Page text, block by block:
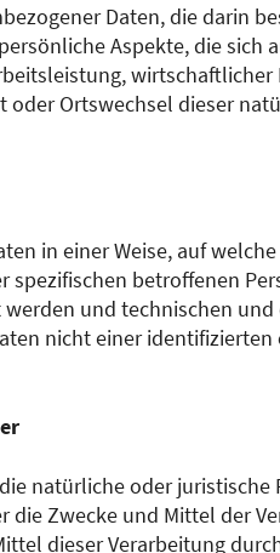
Daten, die darin
Aspekte, die sich
Ortswechsel dieser
in einer Weise, auf
betroffenen
und technischen
nicht einer
natürliche oder juristische
Zwecke und Mittel der
dieser Verarbeitung